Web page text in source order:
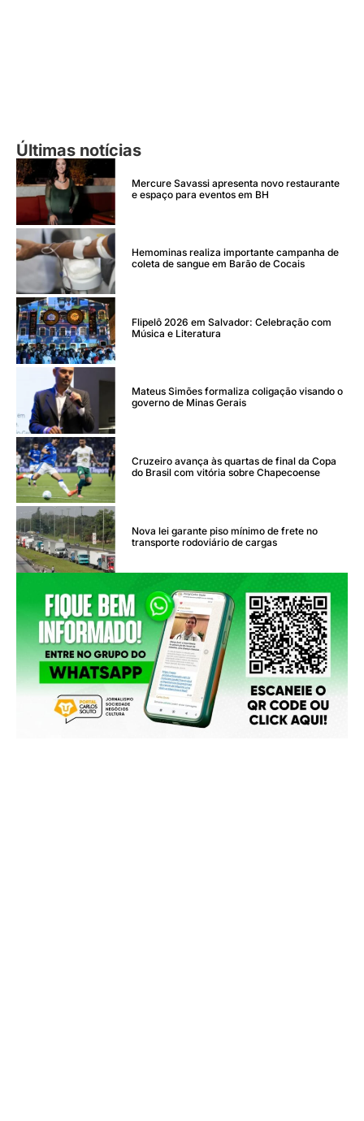
Últimas notícias
Mercure Savassi apresenta novo restaurante
e espaço para eventos em BH
Hemominas realiza importante campanha de
coleta de sangue em Barão de Cocais
Flipelô 2026 em Salvador: Celebração com
Música e Literatura
Mateus Simões formaliza coligação visando o
governo de Minas Gerais
Cruzeiro avança às quartas de final da Copa
do Brasil com vitória sobre Chapecoense
Nova lei garante piso mínimo de frete no
transporte rodoviário de cargas